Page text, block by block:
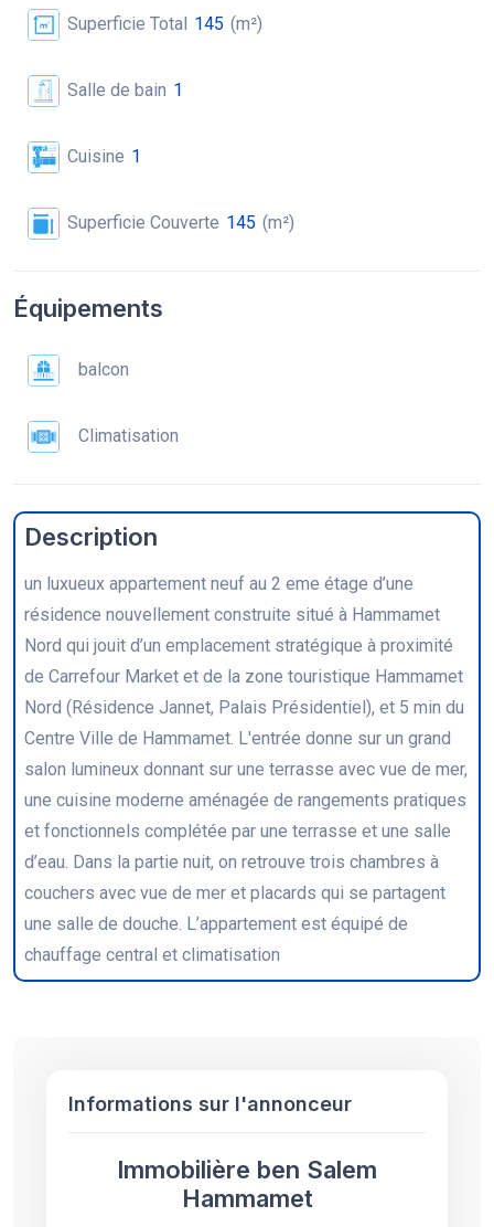
Superficie Total 145 (m²)
Salle de bain 1
Cuisine 1
Superficie Couverte 145 (m²)
Équipements
balcon
Climatisation
Description
un luxueux appartement neuf au 2 eme étage d’une
résidence nouvellement construite situé à Hammamet
Nord qui jouit d’un emplacement stratégique à proximité
de Carrefour Market et de la zone touristique Hammamet
Nord (Résidence Jannet, Palais Présidentiel), et 5 min du
Centre Ville de Hammamet. L'entrée donne sur un grand
salon lumineux donnant sur une terrasse avec vue de mer,
une cuisine moderne aménagée de rangements pratiques
et fonctionnels complétée par une terrasse et une salle
d’eau. Dans la partie nuit, on retrouve trois chambres à
couchers avec vue de mer et placards qui se partagent
une salle de douche. L’appartement est équipé de
chauffage central et climatisation
Informations sur l'annonceur
Immobilière ben Salem
Hammamet